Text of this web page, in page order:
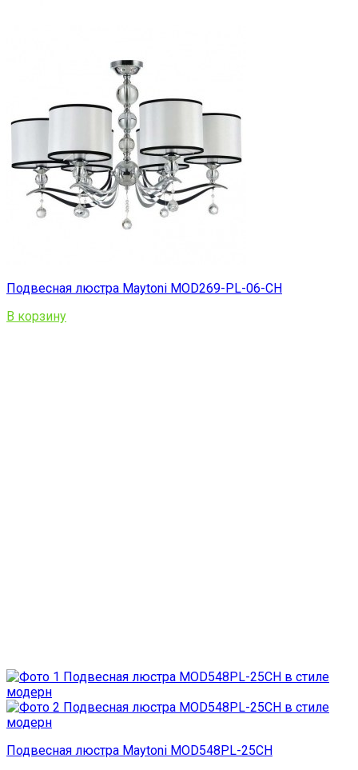
Подвесная люстра Maytoni MOD269-PL-06-CH
В корзину
Подвесная люстра Maytoni MOD548PL-25CH